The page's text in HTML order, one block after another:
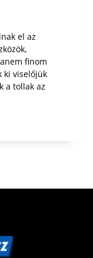
el az
finom
ki viselőjük
a tollak az